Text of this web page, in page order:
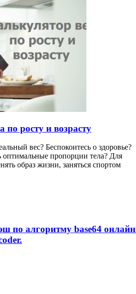
по росту и возрасту
вес? Беспокоитесь о здоровье?
оптимальные пропорции тела? Для
образ жизни, заняться спортом
по алгоритму base64